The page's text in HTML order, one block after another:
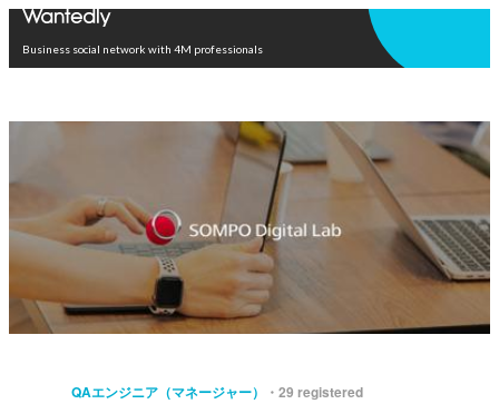
Business social network with 4M professionals
QAエンジニア（マネージャー） 29 registered